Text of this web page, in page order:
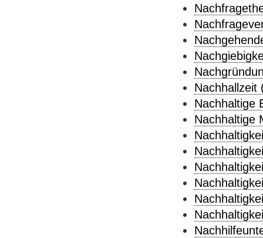
Nachhallzeit
Nachhaltige
Nachhaltige